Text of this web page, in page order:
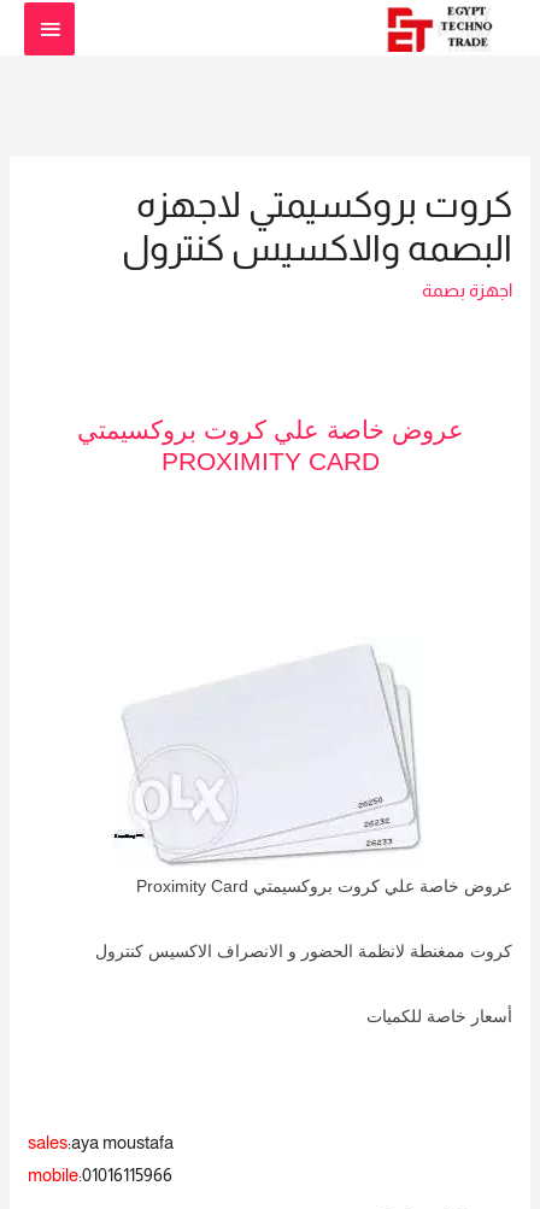
كروت بروكسيمتي لاجهزه
البصمه والاكسيس كنترول
اجهزة بصمة
عروض خاصة علي كروت بروكسيمتي
PROXIMITY CARD
عروض خاصة علي كروت بروكسيمتي Proximity Card
كروت ممغنطة لانظمة الحضور و الانصراف الاكسيس كنترول
أسعار خاصة للكميات
sales:aya moustafa
mobile:01016115966